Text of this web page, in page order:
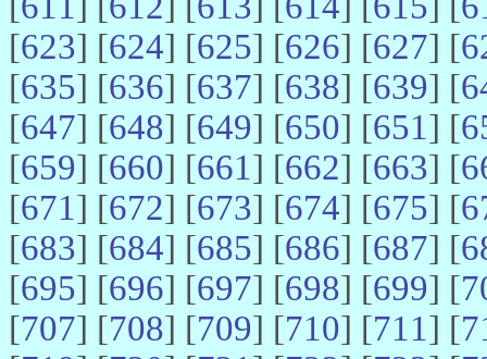
[623] [624] [625] [626] [627] [
[635] [636] [637] [638] [639] [
[647] [648] [649] [650] [651] [
[659] [660] [661] [662] [663] [
[671] [672] [673] [674] [675] [
[683] [684] [685] [686] [687] [
[695] [696] [697] [698] [699] [
[707] [708] [709] [710] [711] [